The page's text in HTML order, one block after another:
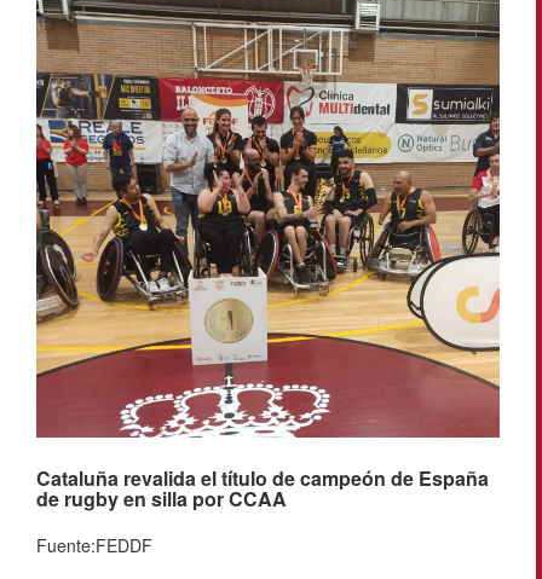
Cataluña revalida el título de campeón de España
de rugby en silla por CCAA
Fuente:FEDDF